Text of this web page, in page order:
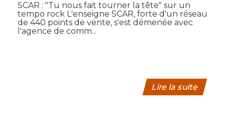
SCAR : "Tu nous fait tourner la tête" sur un
tempo rock L'enseigne SCAR, forte d'un réseau
de 440 points de vente, s'est démenée avec
l'agence de comm...
Lire la suite